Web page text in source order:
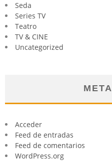
Seda
Series TV
Teatro
TV & CINE
Uncategorized
META
Acceder
Feed de entradas
Feed de comentarios
WordPress.org